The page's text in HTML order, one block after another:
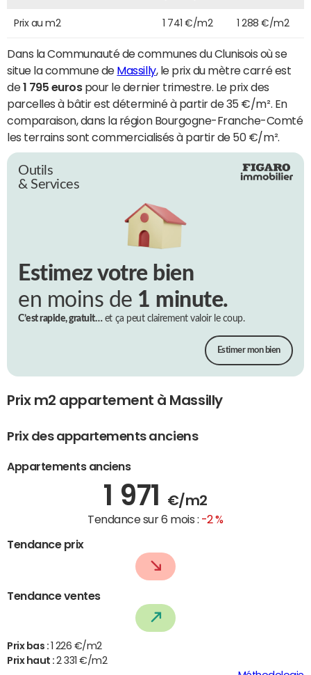
Prix au m2 1 741 €/m2 1 288 €/m2
Dans la Communauté de communes du Clunisois où se
situe la commune de Massilly, le prix du mètre carré est
de1 795 eurospour le dernier trimestre. Le prix des
parcelles à bâtir est déterminé à partir de 35 €/m². En
comparaison, dans la région Bourgogne-Franche-Comté
les terrains sont commercialisés à partir de 50 €/m².
Outils
& Services
Estimez votre bien
en moins de 1 minute.
C’est rapide, gratuit…et ça peut clairement valoir le coup.
Estimer mon bien
Prix m2 appartement à Massilly
Prix des appartements anciens
Appartements anciens
1 971 €/m2
Tendance sur 6 mois : -2 %
Tendance prix
Tendance ventes
Prix bas : 1 226 €/m2
Prix haut :2 331 €/m2